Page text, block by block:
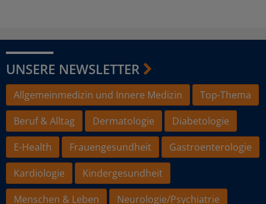
UNSERE NEWSLETTER
Allgemeinmedizin und Innere Medizin
Top-Thema
Beruf & Alltag
Dermatologie
Diabetologie
E-Health
Frauengesundheit
Gastroenterologie
Kardiologie
Kindergesundheit
Menschen & Leben
Neurologie/Psychiatrie